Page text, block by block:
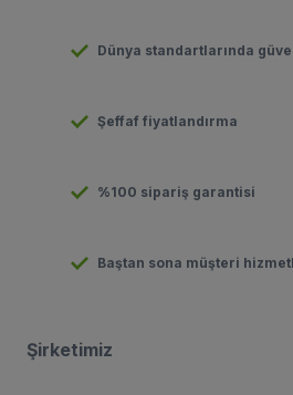
Dünya standartlarında
Şeffaf fiyatlandırma
%100 sipariş garantisi
Baştan sona müşteri
Şirketimiz